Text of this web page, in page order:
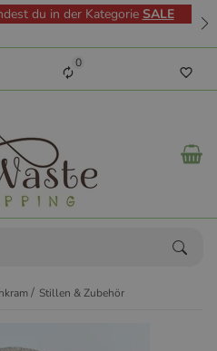
du in der Kategorie SALE
0
Stillen & Zubehör